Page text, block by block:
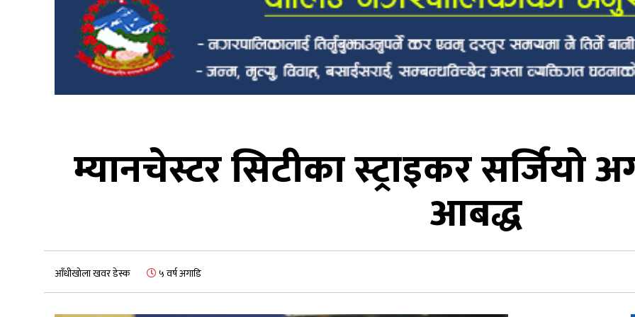
म्यानचेस्टर सिटीका स्ट्राइकर सर्जियो
आबद्ध
आँधीखोला खवर डेस्क ५ वर्ष अगाडि